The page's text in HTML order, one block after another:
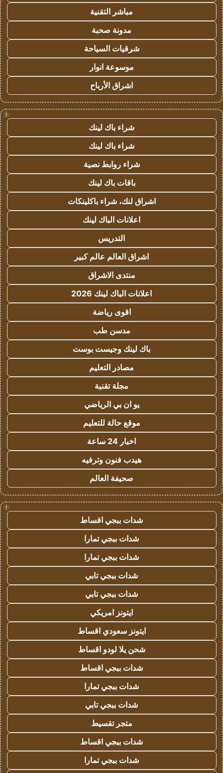
مباشر التقنية
مدونة صحبة
شرقيات السياحة
موسوعة انوار
اشراق الأرباح
!
شراء باك لينك
شراء باك لينك
شراء روابط نصية
باقات باك لينك
اشراق لنك، شراء باكلينكات
اعلانات الباك لينك
التدريس
اشراق العالم عالم كبير
منتدى الاشراق
اعلانات الباك لينك 2026
اقوى رياضة
مدسن طب
باك لينك وجيست بوست
مصادر التعليم
مجلة تقنية
يو ان بي الرياضي
موقع حالة للتعليم
اخبار 24 ساعة
هيدب فنون وترفيه
صحيفة العالم
!
شدات ببجي اقساط
شدات ببجي تمارا
شدات ببجي تمارا
شدات ببجي تابي
شدات ببجي تابي
ايتونز امريكي
ايتونز سعودي اقساط
شحن يلا لودو اقساط
شدات ببجي اقساط
شدات ببجي تمارا
شدات ببجي تابي
متجر تقسيط
شدات ببجي اقساط
شدات ببجي تمارا